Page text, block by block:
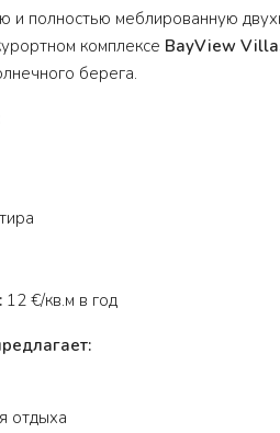
и полностью меблированную
комплексе BayView
берега.
12 €/кв.м в год
отдыха